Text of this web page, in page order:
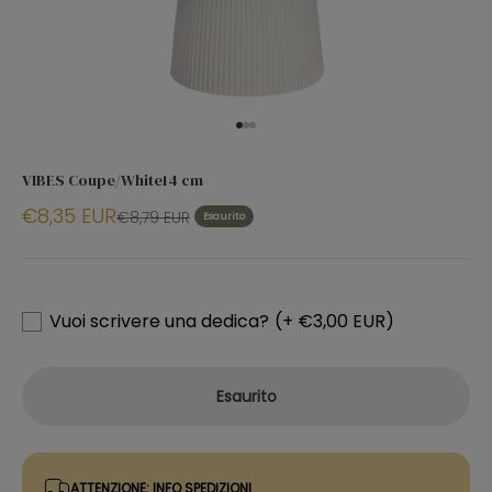
VIBES Coupe/White14 cm
€8,35 EUR€8,79 EUR Esaurito
Vuoi scrivere una dedica? (+ €3,00 EUR)
Esaurito
ATTENZIONE: INFO SPEDIZIONI